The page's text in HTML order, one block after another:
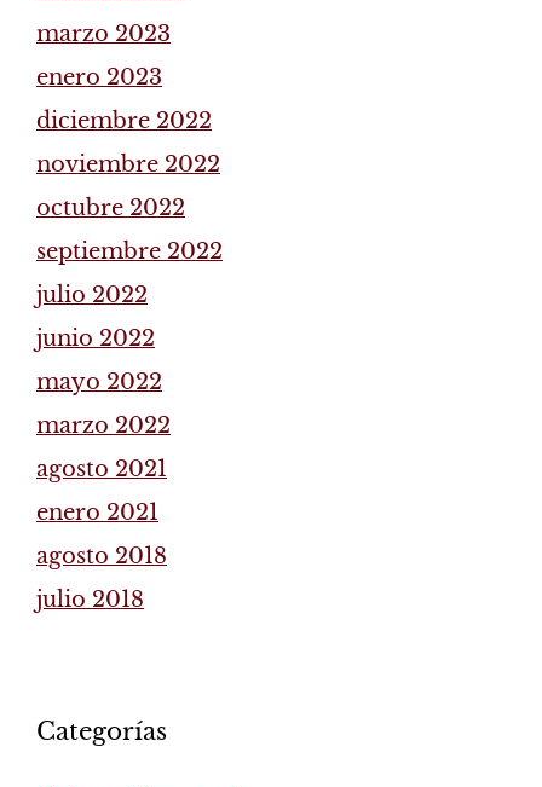
marzo 2023
enero 2023
diciembre 2022
noviembre 2022
octubre 2022
septiembre 2022
julio 2022
junio 2022
mayo 2022
marzo 2022
agosto 2021
enero 2021
agosto 2018
julio 2018
Categorías